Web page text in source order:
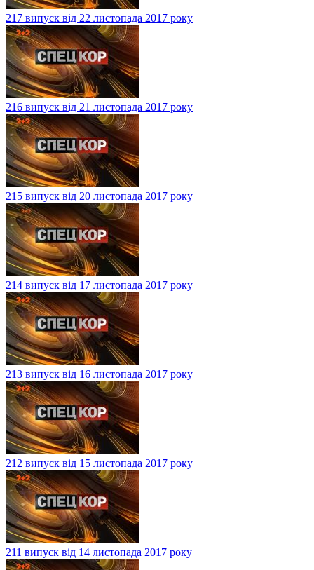
217 випуск від 22 листопада 2017 року
216 випуск від 21 листопада 2017 року
215 випуск від 20 листопада 2017 року
214 випуск від 17 листопада 2017 року
213 випуск від 16 листопада 2017 року
212 випуск від 15 листопада 2017 року
211 випуск від 14 листопада 2017 року